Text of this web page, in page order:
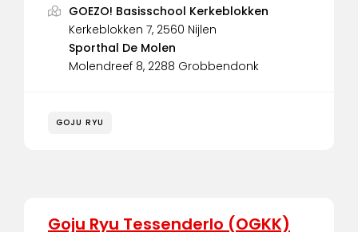
GOEZO! Basisschool Kerkeblokken
Kerkeblokken 7, 2560 Nijlen
Sporthal De Molen
Molendreef 8, 2288 Grobbendonk
GOJU RYU
Goju Ryu Tessenderlo (OGKK)